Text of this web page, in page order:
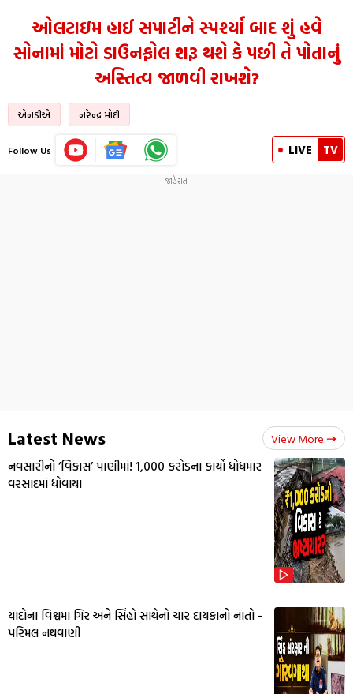
ઓલટાઇમ હાઈ સપાટીને સ્પર્શ્યા બાદ શું હવે
સોનામાં મોટો ડાઉનફોલ શરૂ થશે કે પછી તે પોતાનું
અસ્તિત્વ જાળવી રાખશે?
એનડીએ નરેન્દ્ર મોદી
Follow Us LIVE TV
Latest News View More
નવસારીનો ‘વિકાસ’ પાણીમાં! ₹1,000 કરોડના કાર્યો ધોધમાર
વરસાદમાં ધોવાયા
યાદોના વિશ્વમાં ગિર અને સિંહો સાથેનો ચાર દાયકાનો નાતો -
પરિમલ નથવાણી